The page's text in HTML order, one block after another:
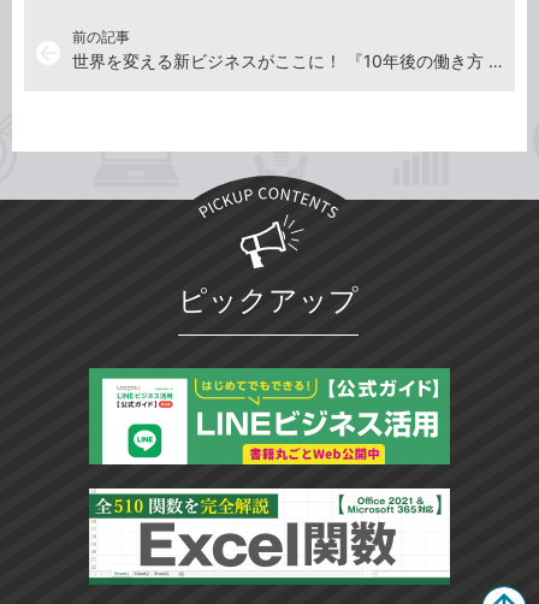
前の記事
世界を変える新ビジネスがここに！ 『10年後の働き方 「こんな仕事、聞いたことない！」からイノベーションの予兆をつかむ』7月14日発売
ピックアップ